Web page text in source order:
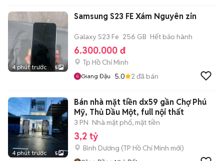
4 phút trước 5
Samsung S23 FE Xám Nguyên zin
Galaxy S23 Fe 256 GB Hết bảo hành
6.300.000 đ
Tp Hồ Chí Minh
Giang Đậu 5.0 2 đã bán
4 phút trước 5
Bán nhà mặt tiền dx59 gần Chợ Phú
Mỹ, Thủ Dầu Một, full nội thất
3 PN Nhà mặt phố, mặt tiền
3,2 tỷ
Bình Dương (TP Hồ Chí Minh mới)